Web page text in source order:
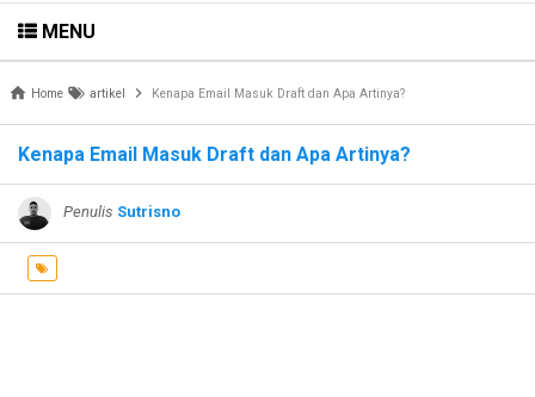
MENU
Home artikel Kenapa Email Masuk Draft dan Apa Artinya?
Kenapa Email Masuk Draft dan Apa Artinya?
Penulis Sutrisno